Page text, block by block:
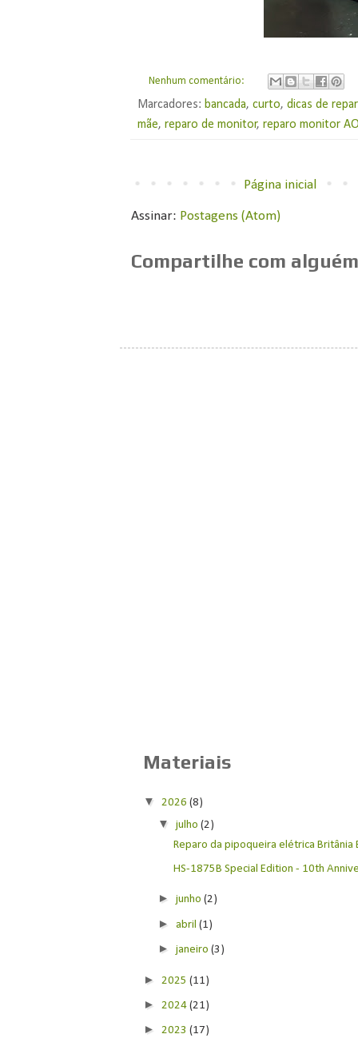
Nenhum comentário:
Marcadores: bancada,curto,dicas de
mãe,reparo de monitor,reparo monitor
Página inicial
Assinar: Postagens (Atom)
Compartilhe com
Materiais
▼ 2026(8)
▼julho(2)
Reparo da pipoqueira elétrica Britânia
HS-1875B Special Edition - 10th
►junho(2)
►abril(1)
►janeiro(3)
► 2025(11)
► 2024(21)
► 2023(17)